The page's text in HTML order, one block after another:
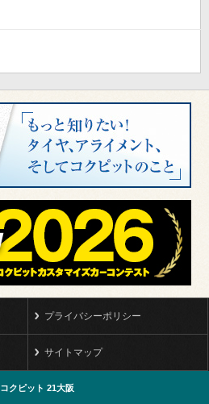
プライバシーポリシー
サイトマップ
コクピット 21大阪